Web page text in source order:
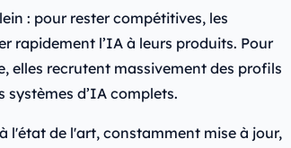
: pour rester compétitives, les
rapidement l’IA à leurs produits. Pour
elles recrutent massivement des profils
systèmes d’IA complets.
l'état de l'art, constamment mise à jour,